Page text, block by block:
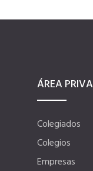
ÁREA
Colegiados
Colegios
Empresas